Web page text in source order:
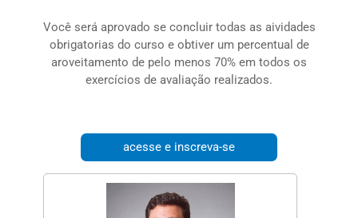
Você será aprovado se concluir todas as aividades
obrigatorias do curso e obtiver um percentual de
aroveitamento de pelo menos 70% em todos os
exercícios de avaliação realizados.
acesse e inscreva-se